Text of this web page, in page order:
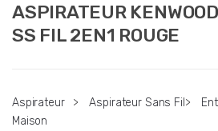
ASPIRATEUR
SS FIL 2EN1 ROUGE
Aspirateur > Aspirateur Sans Fil >
Maison